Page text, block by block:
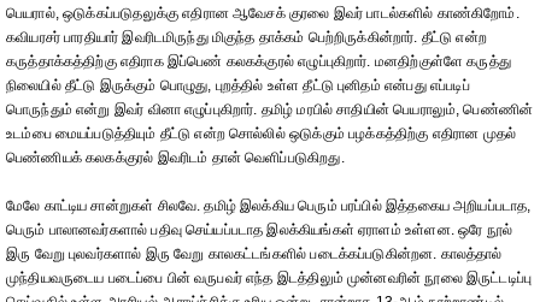
பெயரால், ஒடுக்கப்படுதலுக்கு எதிரான ஆவேசக் குரலை இவர் பாடல்களில் காண்கிறோம்.
கவியரசர் பாரதியார் இவரிடமிருந்து மிகுந்த தாக்கம் பெற்றிருக்கின்றார். தீட்டு என்ற
கருத்தாக்கத்திற்கு எதிராக இப்பெண் கலகக்குரல் எழுப்புகிறார். மனதிற்குள்ளே கருத்து
நிலையில் தீட்டு இருக்கும் பொழுது, புறத்தில் உள்ள தீட்டு புனிதம் என்பது எப்படிப்
பொருந்தும் என்று இவர் வினா எழுப்புகிறார். தமிழ் மரபில் சாதியின் பெயராலும், பெண்ணின்
உடம்பை மையப்படுத்தியும் தீட்டு என்ற சொல்லில் ஒடுக்கும் பழக்கத்திற்கு எதிரான முதல்
பெண்ணியக் கலகக்குரல் இவரிடம் தான் வெளிப்படுகிறது.
மேலே காட்டிய சான்றுகள் சிலவே. தமிழ் இலக்கிய பெரும் பரப்பில் இத்தகைய அறியப்படாத,
பெரும் பாலானவர்களால் பதிவு செய்யப்படாத இலக்கியங்கள் ஏராளம் உள்ளன. ஒரே நூல்
இரு வேறு புலவர்களால் இரு வேறு காலகட்டங்களில் படைக்கப்படுகின்றன. காலத்தால்
முந்தியவருடைய படைப்பை பின் வருபவர் எந்த இடத்திலும் முன்னவரின் நூலை இருட்டடிப்பு